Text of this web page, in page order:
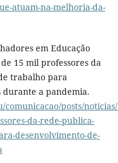
atuam-na-melhoria-da-
em Educação
15 mil professores da
trabalho para
durante a pandemia.
posts/noticias/
da-rede-publica-
desenvolvimento-de-